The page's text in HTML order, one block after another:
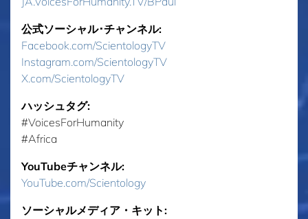
公式ソーシャル･チャンネル:
Facebook.com/ScientologyTV
Instagram.com/ScientologyTV
X.com/ScientologyTV
ハッシュタグ:
‎#VoicesForHumanity
‎#Africa
YouTubeチャンネル:
YouTube.com/Scientology
ソーシャルメディア・キット: